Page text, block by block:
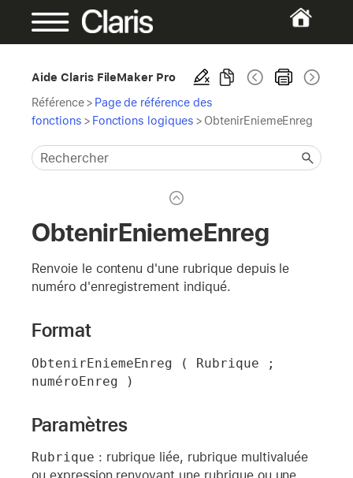
Aide Claris FileMaker Pro
Référence> Page de référence des
fonctions > Fonctions logiques > ObtenirEniemeEnreg
ObtenirEniemeEnreg
Renvoie le contenu d'une rubrique depuis le
numéro d'enregistrement indiqué.
Format
ObtenirEniemeEnreg ( Rubrique ;
numéroEnreg )
Paramètres
Rubrique : rubrique liée, rubrique multivaluée